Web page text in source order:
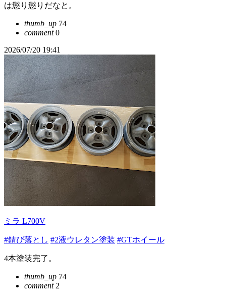
は懲り懲りだなと。
thumb_up 74
comment0
2026/07/20 19:41
ミラ L700V
#錆び落とし #2液ウレタン塗装 #GTホイール
4本塗装完了。
thumb_up 74
comment2